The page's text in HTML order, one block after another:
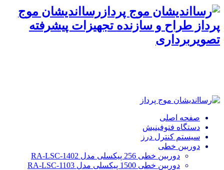
رسااندیشان موج
پرداز طراح و سازنده تجهیزات پیشرفته
تصویربرداری
صفحه اصلی
دستگاه فتوفینیش
سیستم کنترل درز
دوربین خطی
دوربین خطی 256 پیکسلی مدل RA-LSC-1402
دوربین خطی 1500 پیکسلی مدل RA-LSC-1103